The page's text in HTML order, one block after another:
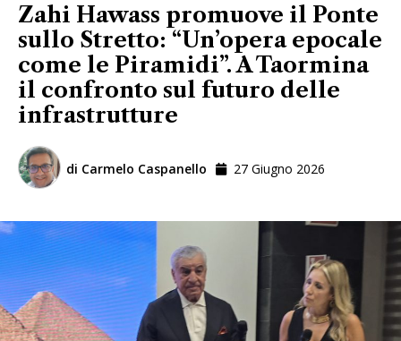
Zahi Hawass promuove il Ponte
sullo Stretto: “Un’opera epocale
come le Piramidi”. A Taormina
il confronto sul futuro delle
infrastrutture
di Carmelo Caspanello 27 Giugno 2026